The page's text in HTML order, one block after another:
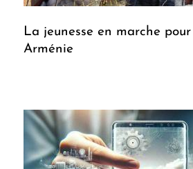
La jeunesse en marche pour
Arménie